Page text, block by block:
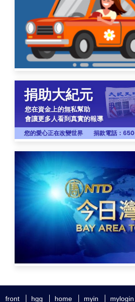
front hgg home myin mylogin